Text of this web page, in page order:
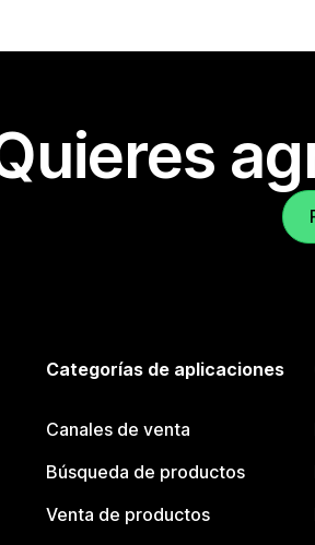
Categorías de aplicaciones
Canales de venta
Búsqueda de productos
Venta de productos